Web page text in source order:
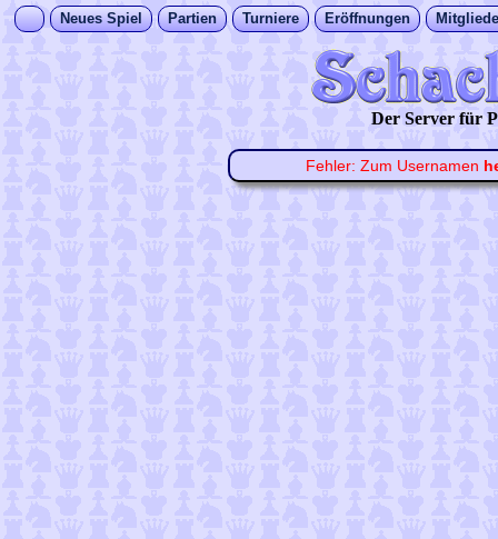
Neues Spiel Partien Turniere Eröffnungen
Der Server für
Fehler: Zum Usernamen